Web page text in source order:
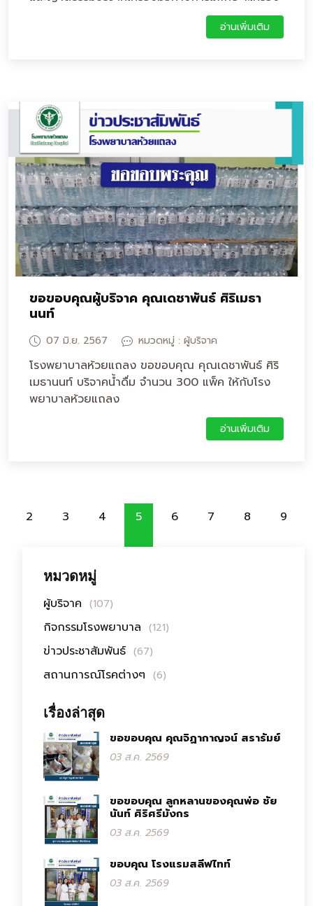
วัดความดันโลหิตอัตโนมัติ 20 เครื่อง2.เครื่องตรวจ
ระดับน้ำตาลในเลือดพร้อมแถบทดสอบ 20
210,000 บาท ให้โรงพยาบาลห้วยแถลง
อ่านเพิ่มเติม
ขอขอบคุณผู้บริจาค คุณเดชาพันธ์ ศิริเมธา
นนท์
07 มิ.ย. 2567 หมวดหมู่ : ผู้บริจาค
โรงพยาบาลห้วยแถลง ขอขอบคุณ คุณเดชาพันธ์ ศิริ
เมธานนท์ บริจาคน้ำดื่ม จำนวน 300 แพ็ค ให้กับโรง
พยาบาลห้วยแถลง
อ่านเพิ่มเติม
2 3 4 5 6 7 8 9
หมวดหมู่
ผู้บริจาค (107)
กิจกรรมโรงพยาบาล (121)
ข่าวประชาสัมพันธ์ (67)
สถานการณ์โรคต่างๆ (6)
เรื่องล่าสุด
ขอขอบคุณ คุณจิฏากาญจน์ สรารัมย์
03 ส.ค. 2569
ขอขอบคุณ ลูกหลานของคุณพ่อ ชัย
นันท์ ศิริศรีมังกร
03 ส.ค. 2569
ขอบคุณ โรงแรมสลีฟไทท์
03 ส.ค. 2569